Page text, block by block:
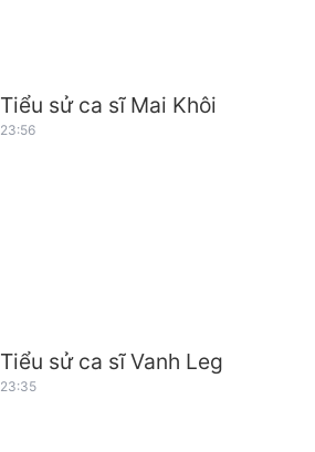
Tiểu sử ca sĩ Mai Khôi
23:56
Tiểu sử ca sĩ Vanh Leg
23:35